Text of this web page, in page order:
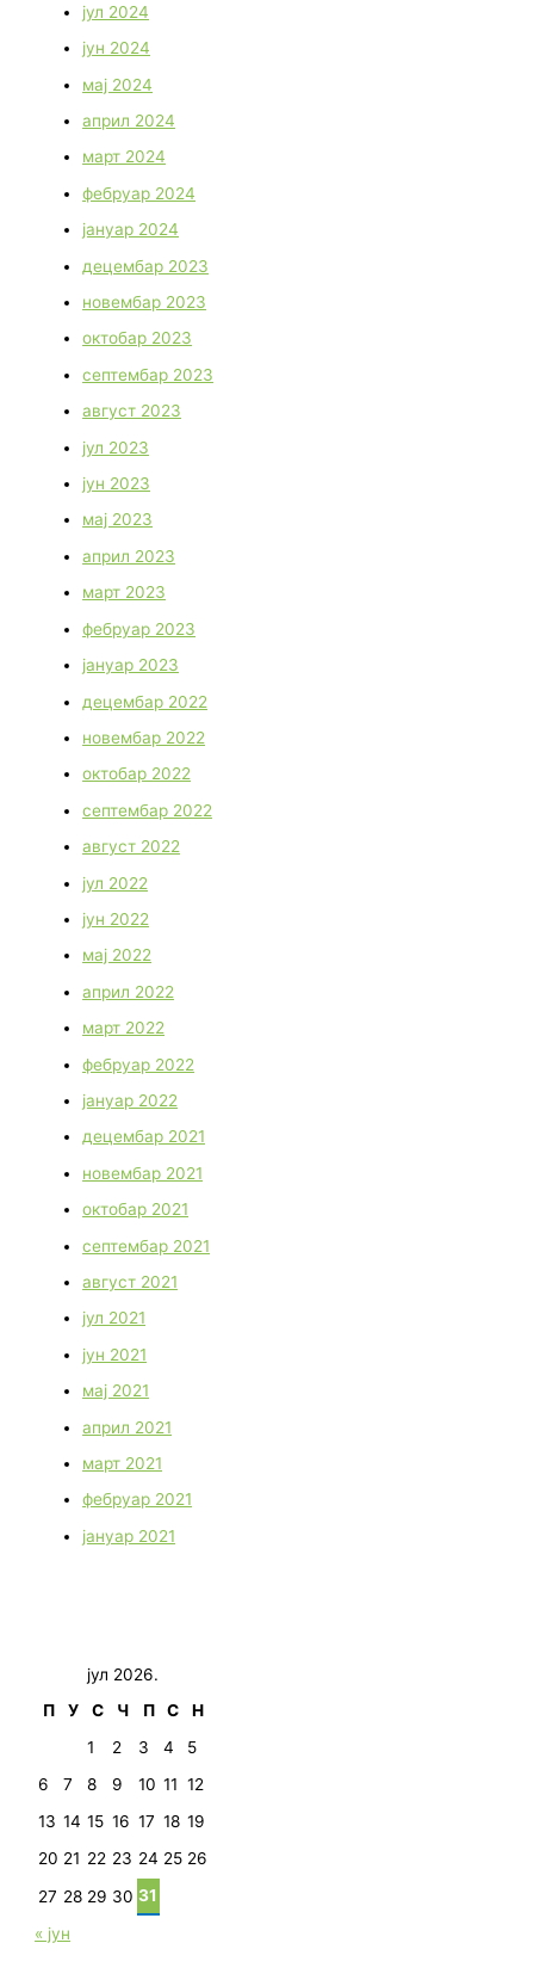
јул 2024
јун 2024
мај 2024
април 2024
март 2024
фебруар 2024
јануар 2024
децембар 2023
новембар 2023
октобар 2023
септембар 2023
август 2023
јул 2023
јун 2023
мај 2023
април 2023
март 2023
фебруар 2023
јануар 2023
децембар 2022
новембар 2022
октобар 2022
септембар 2022
август 2022
јул 2022
јун 2022
мај 2022
април 2022
март 2022
фебруар 2022
јануар 2022
децембар 2021
новембар 2021
октобар 2021
септембар 2021
август 2021
јул 2021
јун 2021
мај 2021
април 2021
март 2021
фебруар 2021
јануар 2021
јул 2026.
П
У С Ч П С
Н
1
2 3 4
5
6
7 8 9 10 11 12
13 14 15 16 17 18 19
20 21 22 23 24 25 26
27 28 29 30 31
« јун